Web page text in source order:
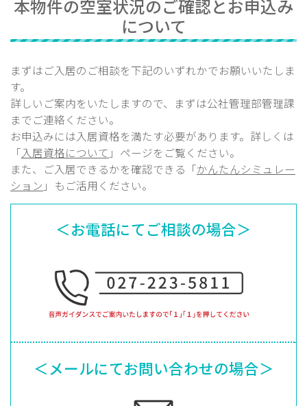
本物件の空室状況のご確認とお申込み
について
まずはご入居のご相談を下記のいずれかでお願いいたしま
す。
詳しいご案内をいたしますので、まずは公社管理部管理課
までご連絡ください。
お申込みには入居資格を満たす必要があります。詳しくは
「入居資格について 」ページをご覧ください。
また、ご入居できるかを確認できる「かんたんシミュレー
ション 」もご活用ください。
＜お電話にてご相談の場合＞
＜メールにてお問い合わせの場合＞